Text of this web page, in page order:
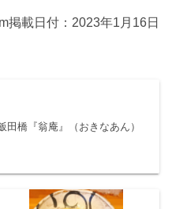
掲載日付：2023年1月16日
田橋『翁庵』（おきなあん）